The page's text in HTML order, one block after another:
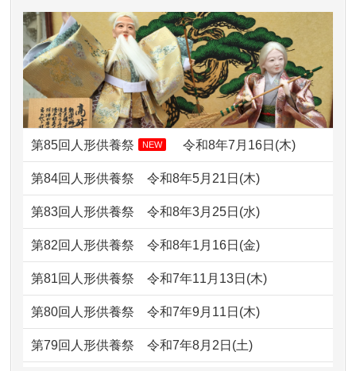
2026/07/10家から近かったので。
2026/07/08誰も住んでいない実家の片付けを始め
ました。 ...
2026/07/069年間自由が丘店を見守ってくれてあり
がとう。
2026/07/05しっかりとお人形たちの供養をしてい
ただけると...
2026/06/30長年大事にしてきた雛人形です、供養
していただ...
2026/06/29ガラスケースのまま引き取ってくださ
ました。お...
ですが？
2024/01/13お雛様のセットを供養・処分したいの
ですが、お雛様とお内裏様だ...
2024/01/13供養申込みの後、供養祭までお人形は
どうなってるのですか？
2024/01/13会社のようですが、きちんと供養して
供養が終わったお人形以外はどうして
るのですか？
第85回人形供養祭 NEW 令和8年7月16日(木)
第84回人形供養祭令和8年5月21日(木)
第83回人形供養祭令和8年3月25日(水)
第82回人形供養祭令和8年1月16日(金)
第81回人形供養祭令和7年11月13日(木)
第80回人形供養祭令和7年9月11日(木)
第79回人形供養祭令和7年8月2日(土)